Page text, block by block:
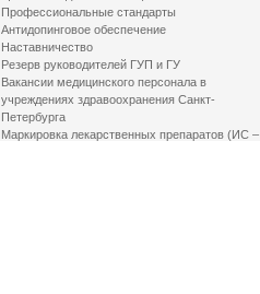
Профессиональные стандарты
Антидопинговое обеспечение
Наставничество
Резерв руководителей ГУП и ГУ
Вакансии медицинского персонала в
учреждениях здравоохранения Санкт-
Петербурга
Маркировка лекарственных препаратов (ИС –